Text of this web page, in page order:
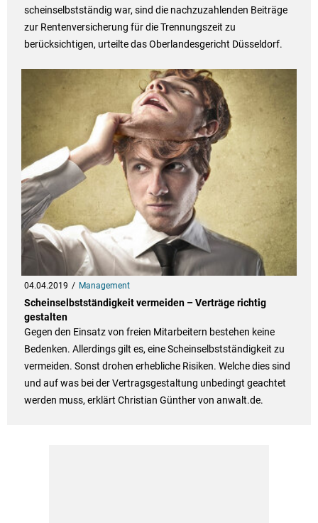
scheinselbstständig war, sind die nachzuzahlenden Beiträge
zur Rentenversicherung für die Trennungszeit zu
berücksichtigen, urteilte das Oberlandesgericht Düsseldorf.
04.04.2019 Management
Scheinselbstständigkeit vermeiden – Verträge richtig
gestalten
Gegen den Einsatz von freien Mitarbeitern bestehen keine
Bedenken. Allerdings gilt es, eine Scheinselbstständigkeit zu
vermeiden. Sonst drohen erhebliche Risiken. Welche dies sind
und auf was bei der Vertragsgestaltung unbedingt geachtet
werden muss, erklärt Christian Günther von anwalt.de.